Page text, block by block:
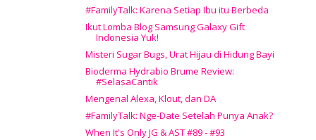
#FamilyTalk: Karena Setiap Ibu itu Berbeda
Ikut Lomba Blog Samsung Galaxy Gift
Indonesia Yuk!
Misteri Sugar Bugs, Urat Hijau di Hidung Bayi
Bioderma Hydrabio Brume Review:
#SelasaCantik
Mengenal Alexa, Klout, dan DA
#FamilyTalk: Nge-Date Setelah Punya Anak?
When It's Only JG & AST #89 - #93